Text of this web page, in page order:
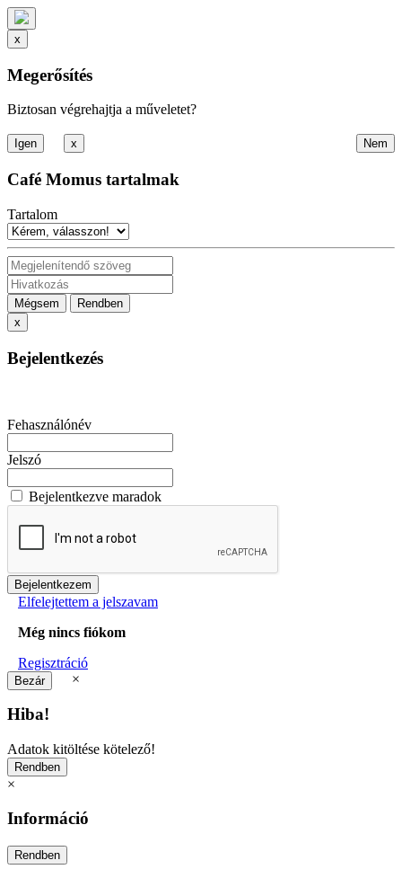
x
Megerősítés
Biztosan végrehajtja a műveletet?
x
Café Momus tartalmak
Tartalom
Mégsem
Rendben
x
Bejelentkezés
Fehasználónév
Jelszó
Bejelentkezve maradok
Elfelejtettem a jelszavam
Még nincs fiókom
Regisztráció
×
Hiba!
Adatok kitöltése kötelező!
×
Információ